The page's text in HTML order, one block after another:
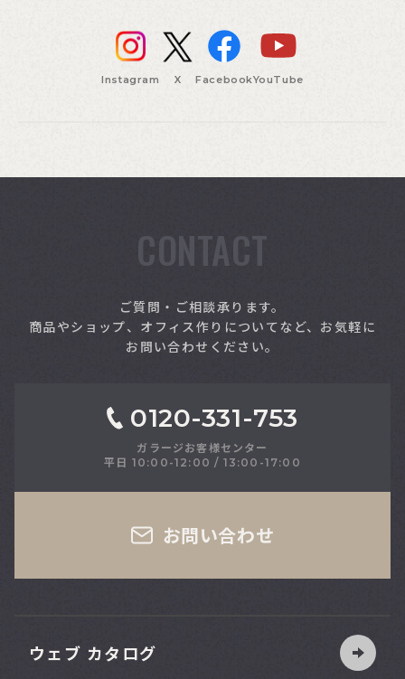
Instagram X FacebookYouTube
CONTACT
ご質問・ご相談承ります。
商品やショップ、オフィス作りについてなど、お気軽に
お問い合わせください。
0120-331-753
ガラージお客様センター
平日 10:00-12:00 / 13:00-17:00
お問い合わせ
ウェブ カタログ